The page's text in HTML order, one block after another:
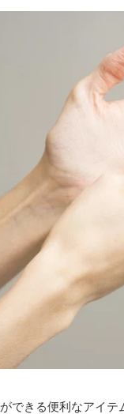
できる便利なアイ